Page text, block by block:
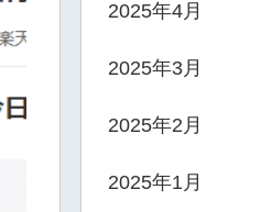
2025年4月
2025年3月
2025年2月
2025年1月